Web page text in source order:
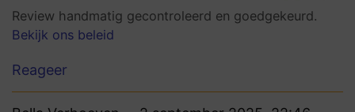
Review handmatig gecontroleerd en goedgekeurd.
Bekijk ons beleid
Reageer